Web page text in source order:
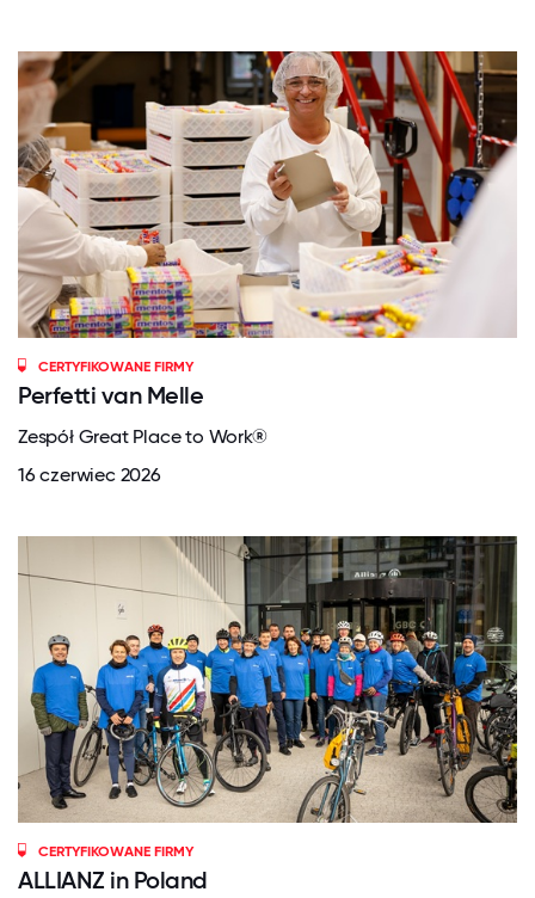
CERTYFIKOWANE FIRMY
Perfetti van Melle
Zespół Great Place to Work®
16 czerwiec 2026
CERTYFIKOWANE FIRMY
ALLIANZ in Poland